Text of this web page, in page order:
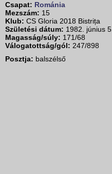
Csapat: Románia
Mezszám: 15
Klub: CS Gloria 2018 Bistrița
Születési dátum: 1982. június 5.
Magasság/súly: 171/68
Válogatottság/gól: 247/898
Posztja: balszélső